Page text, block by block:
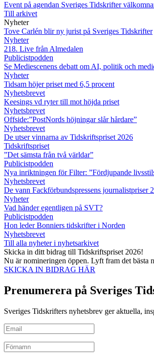
Event på agendan Sveriges Tidskrifter
Till arkivet
Nyheter
Tove Carlén blir ny jurist på Sveriges Tidskrifter
Nyheter
218. Live från Almedalen
Publicistpodden
Se Mediescenens debatt om AI, politik och
Nyheter
Tidsam höjer priset med 6,5 procent
Nyhetsbrevet
Keesings vd ryter till mot höjda priset
Nyhetsbrevet
Offside:”PostNords höjningar slår hårdare”
Nyhetsbrevet
De utser vinnarna av Tidskriftspriset 2026
Tidskriftspriset
”Det sämsta från två världar”
Publicistpodden
Nya inriktningen för Filter: ”Fördjupande
Nyhetsbrevet
De vann Fackförbundspressens journalistpriser
Nyheter
Vad händer egentligen på SVT?
Publicistpodden
Hon leder Bonniers tidskrifter i Norden
Nyhetsbrevet
Till alla nyheter i nyhetsarkivet
Skicka in ditt bidrag till Tidskriftspriset 2026!
Nu är nomineringen öppen. Lyft fram det bästa
SKICKA IN BIDRAG HÄR
Prenumerera på Sveriges
Sveriges Tidskrifters nyhetsbrev ger aktuella,